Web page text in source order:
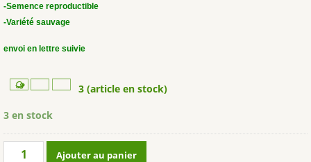
-Semence reproductible
-Variété sauvage
envoi en lettre suivie
3 (article en stock)
3 en stock
quantité
Ajouter au panier